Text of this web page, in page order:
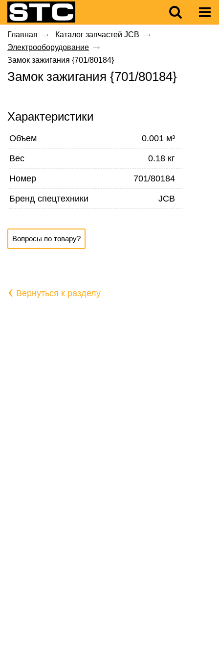
Главная
Каталог запчастей JCB
Электрооборудование
Замок зажигания {701/80184}
Замок зажигания {701/80184}
Характеристики
Объем 0.001 м³
Вес 0.18 кг
Номер 701/80184
Бренд спецтехники JCB
Вопросы по товару?
‹ Вернуться к разделу